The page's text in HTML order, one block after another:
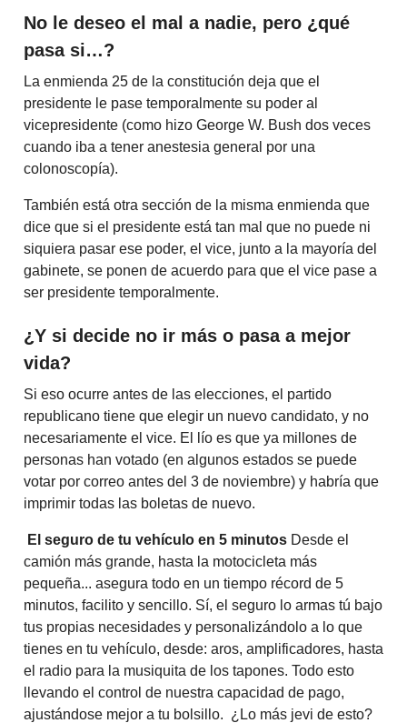
No le deseo el mal a nadie, pero ¿qué
pasa si…?
La enmienda 25 de la constitución deja que el
presidente le pase temporalmente su poder al
vicepresidente (como hizo George W. Bush dos veces
cuando iba a tener anestesia general por una
colonoscopía).
También está otra sección de la misma enmienda que
dice que si el presidente está tan mal que no puede ni
siquiera pasar ese poder, el vice, junto a la mayoría del
gabinete, se ponen de acuerdo para que el vice pase a
ser presidente temporalmente.
¿Y si decide no ir más o pasa a mejor
vida?
Si eso ocurre antes de las elecciones, el partido
republicano tiene que elegir un nuevo candidato, y no
necesariamente el vice. El lío es que ya millones de
personas han votado (en algunos estados se puede
votar por correo antes del 3 de noviembre) y habría que
imprimir todas las boletas de nuevo.
El seguro de tu vehículo en 5 minutos Desde el
camión más grande, hasta la motocicleta más
pequeña... asegura todo en un tiempo récord de 5
minutos, facilito y sencillo. Sí, el seguro lo armas tú bajo
tus propias necesidades y personalizándolo a lo que
tienes en tu vehículo, desde: aros, amplificadores, hasta
el radio para la musiquita de los tapones. Todo esto
llevando el control de nuestra capacidad de pago,
ajustándose mejor a tu bolsillo. ¿Lo más jevi de esto?